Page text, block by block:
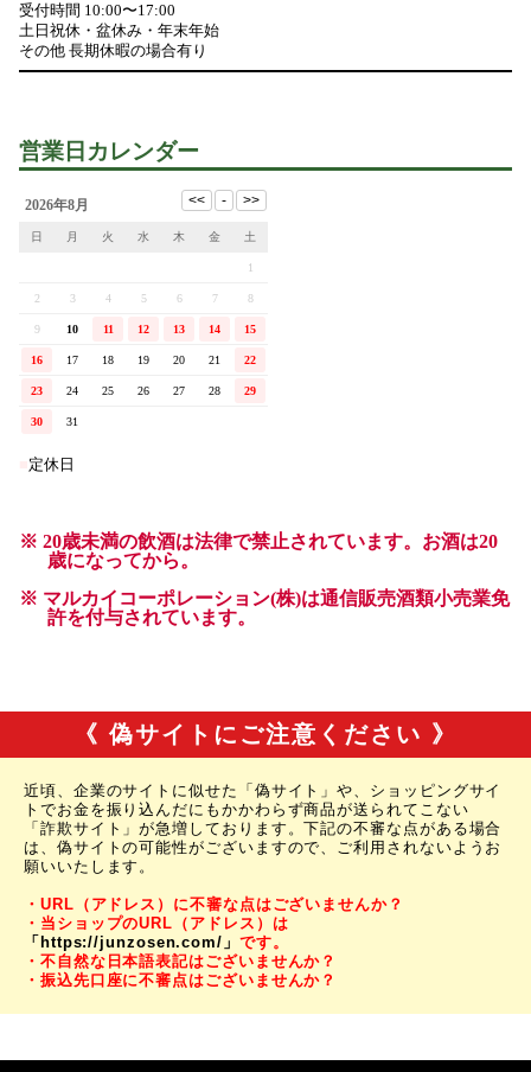
《 偽サイトにご注意ください 》
近頃、企業のサイトに似せた「偽サイト」や、ショッピングサイ
トでお金を振り込んだにもかかわらず商品が送られてこない
「詐欺サイト」が急増しております。下記の不審な点がある場合
は、偽サイトの可能性がございますので、ご利用されないようお
願いいたします。
・URL（アドレス）に不審な点はございませんか？
・当ショップのURL（アドレス）は
「https://junzosen.com/」 です。
・不自然な日本語表記はございませんか？
・振込先口座に不審点はございませんか？